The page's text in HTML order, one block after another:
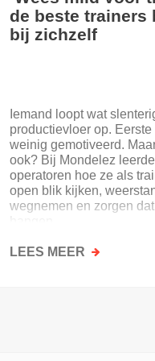
de beste trainers
bij zichzelf
Iemand loopt wat
productievloer op. Eerste
weinig gemotiveerd.
ook? Bij Mondelez
operatoren hoe ze als
open blik kijken,
wegnemen en zorgen
hangen.
LEES MEER OVER